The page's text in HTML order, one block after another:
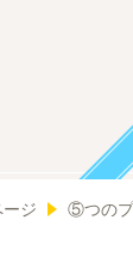
ージ ⑤つの